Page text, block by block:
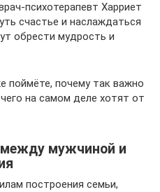
психотерапевт Харриет
счастье и наслаждаться
обрести мудрость и
почему так важно
на самом деле хотят от
между мужчиной и
построения семьи,